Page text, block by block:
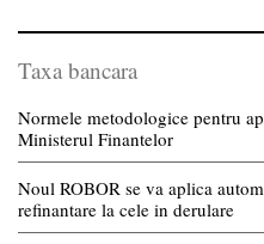
Taxa bancara
Normele metodologice pentru
Ministerul Finantelor
Noul ROBOR se va aplica
refinantare la cele in derulare